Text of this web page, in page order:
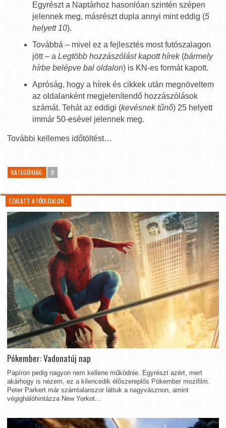
Egyrészt a Naptárhoz hasonlóan szintén szépen
jelennek meg, másrészt dupla annyi mint eddig (5
helyett 10).
Továbbá – mivel ez a fejlesztés most futószalagon
jött – a Legtöbb hozzászólást kapott hírek(bármely
hírbe belépve bal oldalon) is KN-es formát kapott.
Apróság, hogy a hírek és cikkek után megnöveltem
az oldalanként megjelenítendő hozzászólások
számát. Tehát az eddigi (kevésnek tűnő) 25 helyett
immár 50-esével jelennek meg.
További kellemes időtöltést…
KATEGÓRIÁK: 9
EZALATT A FŐOLDALON…
Pókember: Vadonatúj nap
Papíron pedig nagyon nem kellene működnie. Egyrészt azért, mert
akárhogy is nézem, ez a kilencedik élőszereplős Pókember mozifilm.
Peter Parkert már számtalanszor láttuk a nagyvásznon, amint
végighálóhintázza New Yorkot...